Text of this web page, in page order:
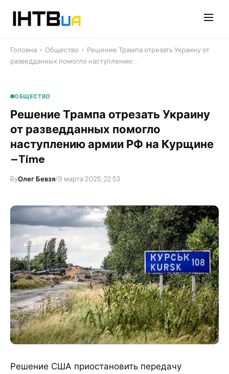
Головна › Общество › Решение Трампа отрезать Украину от
разведданных помогло наступлению…
ОБЩЕСТВО
Решение Трампа отрезать Украину
от разведданных помогло
наступлению армии РФ на Курщине
–Time
ByОлег Бевзя/9 марта 2025, 22:53
Решение США приостановить передачу